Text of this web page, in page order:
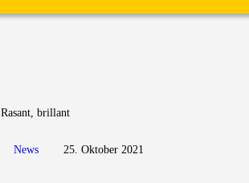
Rasant, brillant
News 25. Oktober 2021